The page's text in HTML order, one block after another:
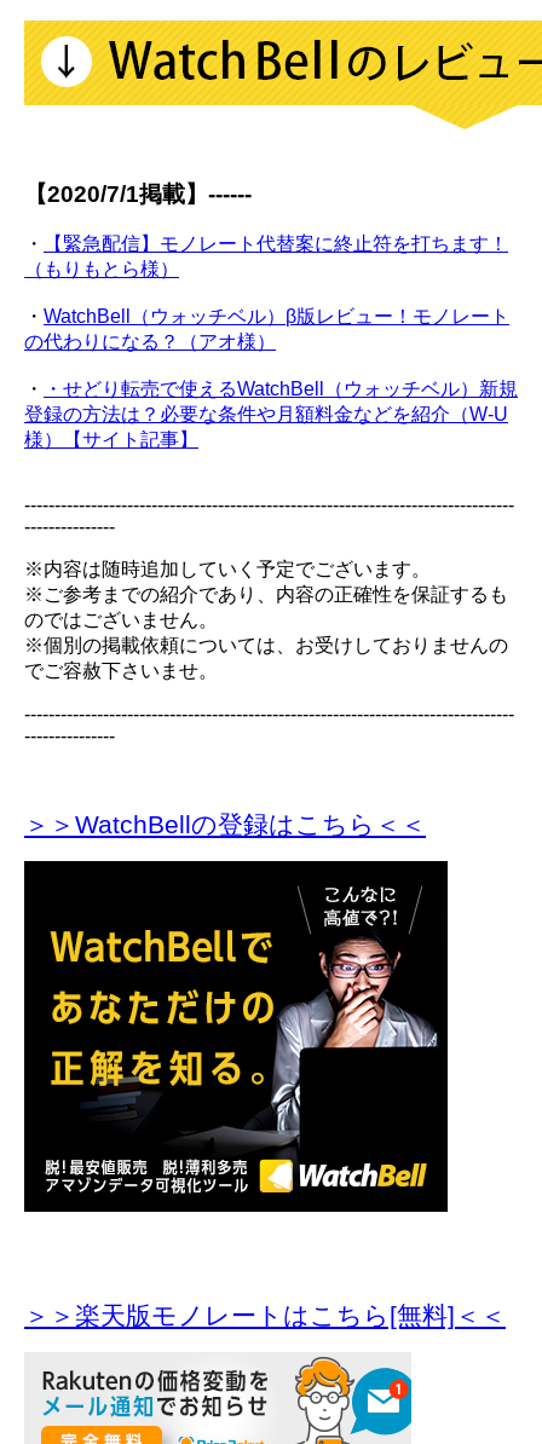
【2020/7/1掲載】------
・
【緊急配信】モノレート代替案に終止符を打ちます！
（もりもとら様）
・ WatchBell（ウォッチベル）β版レビュー！モノレート
の代わりになる？（アオ様）
・
・せどり転売で使えるWatchBell（ウォッチベル）新規
登録の方法は？必要な条件や月額料金などを紹介（W-U
様）【サイト記事】
---------------------------------------------------------------------------------
---------------
※内容は随時追加していく予定でございます。
※ご参考までの紹介であり、内容の正確性を保証するも
のではございません。
※個別の掲載依頼については、お受けしておりませんの
でご容赦下さいませ。
---------------------------------------------------------------------------------
---------------
＞＞WatchBellの登録はこちら＜＜
＞＞楽天版モノレートはこちら[無料]＜＜